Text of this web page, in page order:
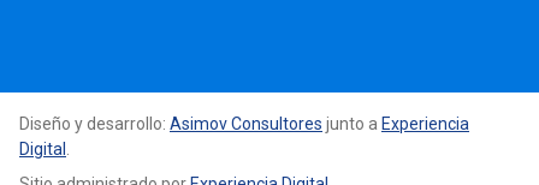
Diseño y desarrollo: Asimov Consultores junto a Experiencia
Digital